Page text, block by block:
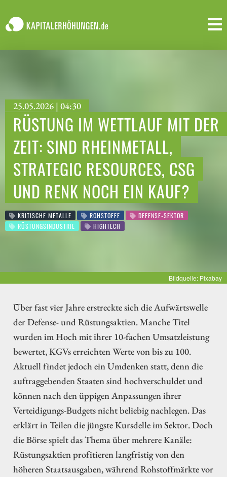
25.05.2026 | 04:30
RÜSTUNG IM WETTLAUF MIT DER
ZEIT: SIND RHEINMETALL,
STRATEGIC RESOURCES, CSG
UND RENK NOCH EIN KAUF?
KRITISCHE METALLE ROHSTOFFE
DEFENSE-SEKTOR
RÜSTUNGSINDUSTRIE
HIGHTECH
Bildquelle: Pixabay
Über fast vier Jahre erstreckte sich die Aufwärtswelle
der Defense- und Rüstungsaktien. Manche Titel
wurden im Hoch mit ihrer 10-fachen Umsatzleistung
bewertet, KGVs erreichten Werte von bis zu 100.
Aktuell findet jedoch ein Umdenken statt, denn die
auftraggebenden Staaten sind hochverschuldet und
können nach den üppigen Anpassungen ihrer
Verteidigungs-Budgets nicht beliebig nachlegen. Das
erklärt in Teilen die jüngste Kursdelle im Sektor. Doch
die Börse spielt das Thema über mehrere Kanäle:
Rüstungsaktien profitieren langfristig von den
höheren Staatsausgaben, während Rohstoffmärkte vor